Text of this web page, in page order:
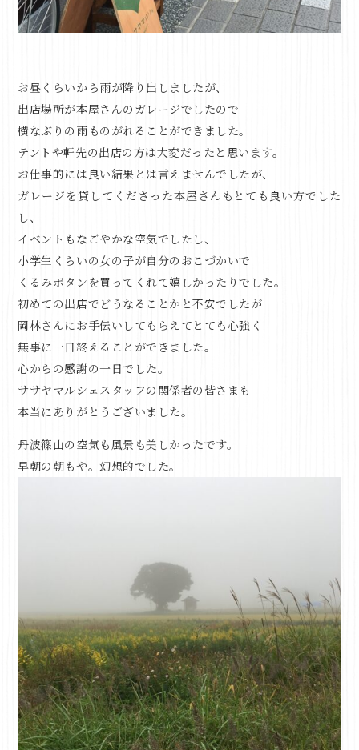
お昼くらいから雨が降り出しましたが、
出店場所が本屋さんのガレージでしたので
横なぶりの雨ものがれることができました。
テントや軒先の出店の方は大変だったと思います。
お仕事的には良い結果とは言えませんでしたが、
ガレージを貸してくださった本屋さんもとても良い方でした
し、
イベントもなごやかな空気でしたし、
小学生くらいの女の子が自分のおこづかいで
くるみボタンを買ってくれて嬉しかったりでした。
初めての出店でどうなることかと不安でしたが
岡林さんにお手伝いしてもらえてとても心強く
無事に一日終えることができました。
心からの感謝の一日でした。
ササヤマルシェスタッフの関係者の皆さまも
本当にありがとうございました。
丹波篠山の空気も風景も美しかったです。
早朝の朝もや。幻想的でした。